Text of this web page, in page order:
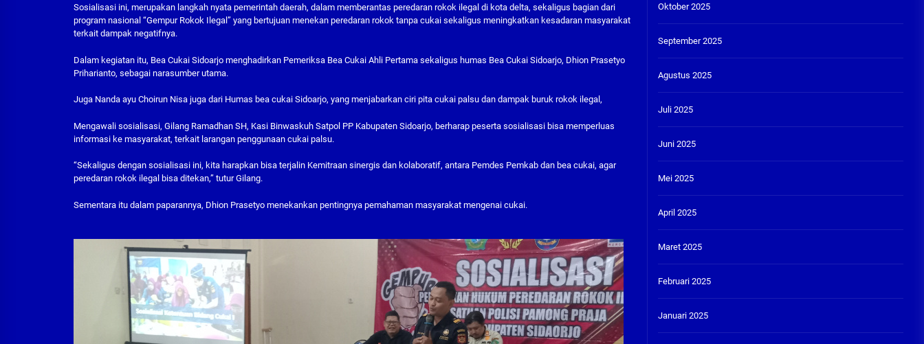
Sosialisasi ini, merupakan langkah nyata pemerintah daerah, dalam memberantas peredaran rokok ilegal di kota delta, sekaligus bagian dari
program nasional “Gempur Rokok Ilegal” yang bertujuan menekan peredaran rokok tanpa cukai sekaligus meningkatkan kesadaran masyarakat
terkait dampak negatifnya.
Dalam kegiatan itu, Bea Cukai Sidoarjo menghadirkan Pemeriksa Bea Cukai Ahli Pertama sekaligus humas Bea Cukai Sidoarjo, Dhion Prasetyo
Priharianto, sebagai narasumber utama.
Juga Nanda ayu Choirun Nisa juga dari Humas bea cukai Sidoarjo, yang menjabarkan ciri pita cukai palsu dan dampak buruk rokok ilegal,
Mengawali sosialisasi, Gilang Ramadhan SH, Kasi Binwaskuh Satpol PP Kabupaten Sidoarjo, berharap peserta sosialisasi bisa memperluas
informasi ke masyarakat, terkait larangan penggunaan cukai palsu.
“Sekaligus dengan sosialisasi ini, kita harapkan bisa terjalin Kemitraan sinergis dan kolaboratif, antara Pemdes Pemkab dan bea cukai, agar
peredaran rokok ilegal bisa ditekan,” tutur Gilang.
Sementara itu dalam paparannya, Dhion Prasetyo menekankan pentingnya pemahaman masyarakat mengenai cukai.
Oktober 2025
September 2025
Agustus 2025
Juli 2025
Juni 2025
Mei 2025
April 2025
Maret 2025
Februari 2025
Januari 2025